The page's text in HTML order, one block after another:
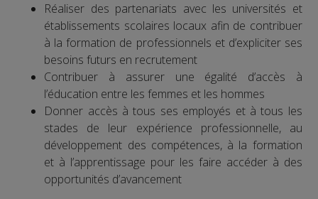
Réaliser des partenariats avec les universités et
établissements scolaires locaux afin de contribuer
à la formation de professionnels et d’expliciter ses
besoins futurs en recrutement
Contribuer à assurer une égalité d’accès à
l’éducation entre les femmes et les hommes
Donner accès à tous ses employés et à tous les
stades de leur expérience professionnelle, au
développement des compétences, à la formation
et à l’apprentissage pour les faire accéder à des
opportunités d’avancement